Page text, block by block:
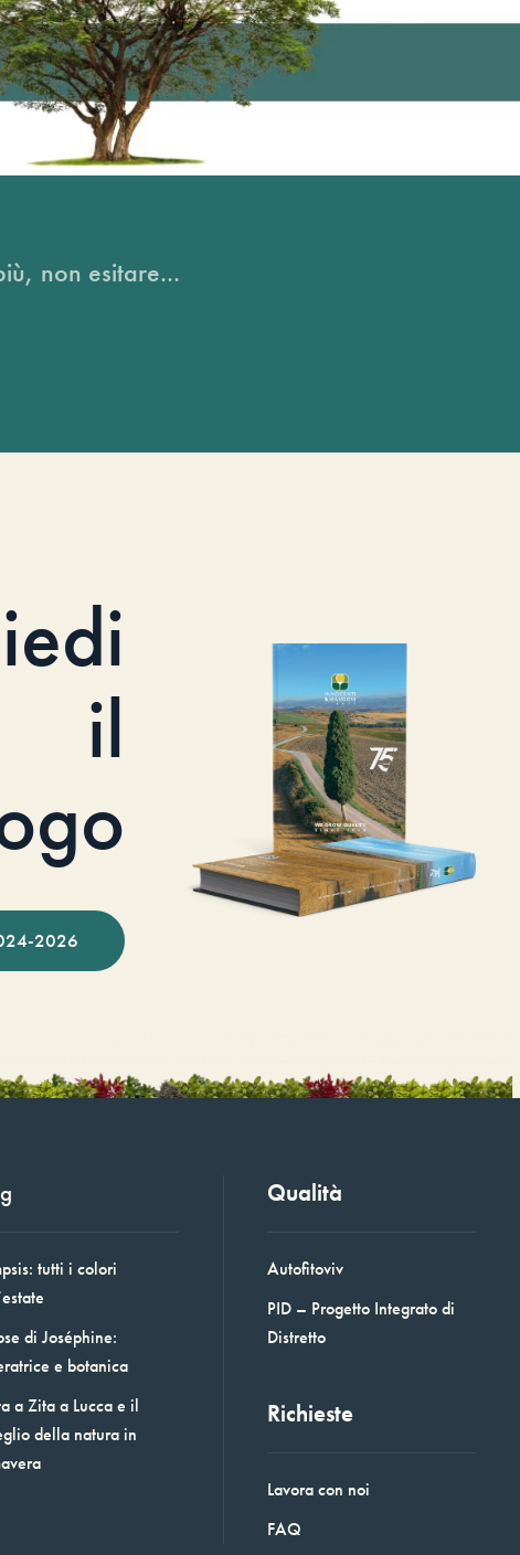
non esitare...
il
2026
tutti i colori
di Joséphine:
e botanica
a Zita a Lucca e il
della natura in
Qualità
Autofitoviv
PID – Progetto Integrato di
Distretto
Richieste
Lavora con noi
FAQ